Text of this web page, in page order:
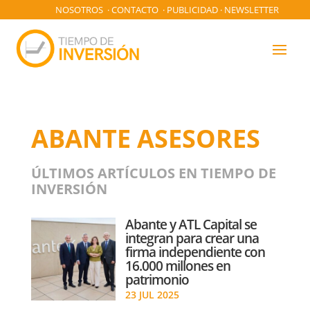
NOSOTROS ·CONTACTO · PUBLICIDAD · NEWSLETTER
ABANTE ASESORES
ÚLTIMOS ARTÍCULOS EN TIEMPO DE
INVERSIÓN
Abante y ATL Capital se
integran para crear una
firma independiente con
16.000 millones en
patrimonio
23 JUL 2025